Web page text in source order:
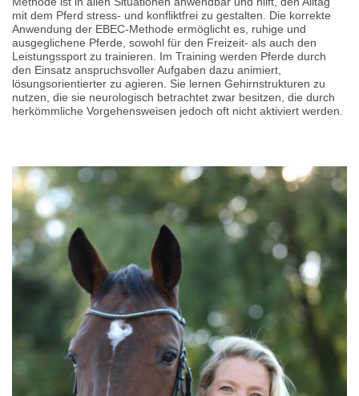
mit dem Pferd stress- und konfliktfrei zu gestalten. Die korrekte
Anwendung der EBEC-Methode ermöglicht es, ruhige und
ausgeglichene Pferde, sowohl für den Freizeit- als auch den
Leistungssport zu trainieren. Im Training werden Pferde durch
den Einsatz anspruchsvoller Aufgaben dazu animiert,
lösungsorientierter zu agieren. Sie lernen Gehirnstrukturen zu
nutzen, die sie neurologisch betrachtet zwar besitzen, die durch
herkömmliche Vorgehensweisen jedoch oft nicht aktiviert werden.